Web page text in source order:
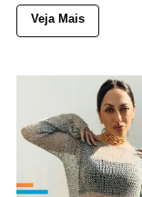
Veja Mais